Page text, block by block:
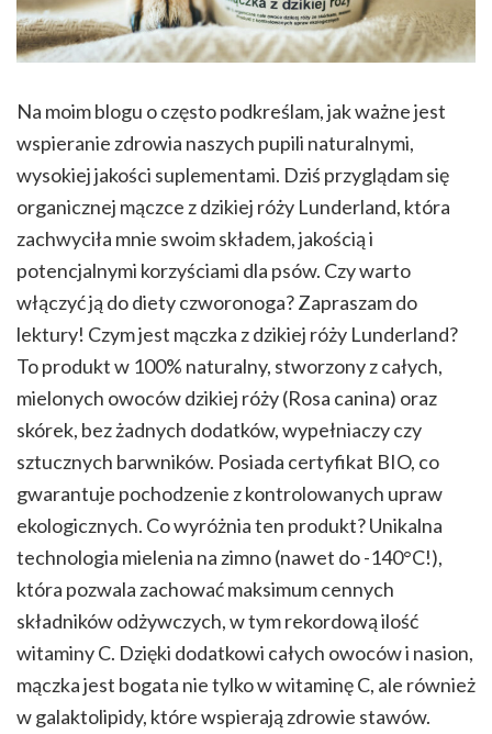
Na moim blogu o często podkreślam, jak ważne jest
wspieranie zdrowia naszych pupili naturalnymi,
wysokiej jakości suplementami. Dziś przyglądam się
organicznej mączce z dzikiej róży Lunderland, która
zachwyciła mnie swoim składem, jakością i
potencjalnymi korzyściami dla psów. Czy warto
włączyć ją do diety czworonoga? Zapraszam do
lektury! Czym jest mączka z dzikiej róży Lunderland?
To produkt w 100% naturalny, stworzony z całych,
mielonych owoców dzikiej róży (Rosa canina) oraz
skórek, bez żadnych dodatków, wypełniaczy czy
sztucznych barwników. Posiada certyfikat BIO, co
gwarantuje pochodzenie z kontrolowanych upraw
ekologicznych. Co wyróżnia ten produkt? Unikalna
technologia mielenia na zimno (nawet do -140°C!),
która pozwala zachować maksimum cennych
składników odżywczych, w tym rekordową ilość
witaminy C. Dzięki dodatkowi całych owoców i nasion,
mączka jest bogata nie tylko w witaminę C, ale również
w galaktolipidy, które wspierają zdrowie stawów.